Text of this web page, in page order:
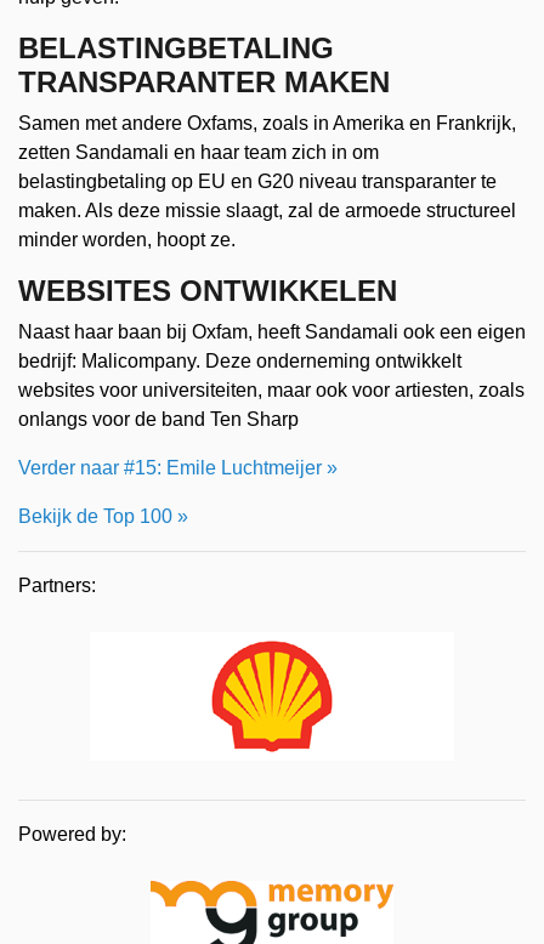
BELASTINGBETALING
TRANSPARANTER MAKEN
Samen met andere Oxfams, zoals in Amerika en Frankrijk,
zetten Sandamali en haar team zich in om
belastingbetaling op EU en G20 niveau transparanter te
maken. Als deze missie slaagt, zal de armoede structureel
minder worden, hoopt ze.
WEBSITES ONTWIKKELEN
Naast haar baan bij Oxfam, heeft Sandamali ook een eigen
bedrijf: Malicompany. Deze onderneming ontwikkelt
websites voor universiteiten, maar ook voor artiesten, zoals
onlangs voor de band Ten Sharp
Verder naar #15: Emile Luchtmeijer »
Bekijk de Top 100 »
Partners:
Powered by: